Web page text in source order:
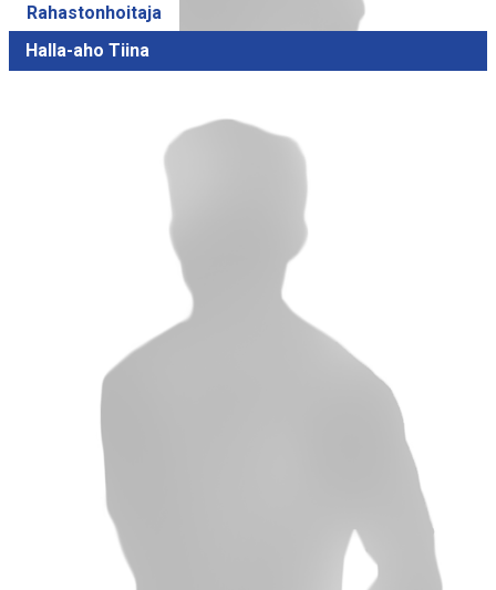
Rahastonhoitaja
Halla-aho Tiina